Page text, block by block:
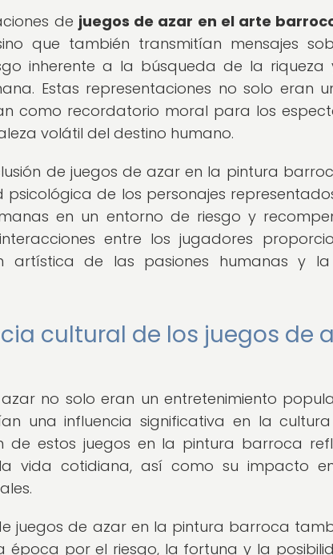
de juegos de azar en el arte
que también transmitían mensajes
inherente a la búsqueda de la
Estas representaciones no solo eran
como recordatorio moral para los
volátil del destino humano.
de juegos de azar en la pintura
psicológica de los personajes
en un entorno de riesgo y
entre los jugadores
artística de las pasiones humanas y
cultural de los juegos de
azar no solo eran un entretenimiento
una influencia significativa en la
de estos juegos en la pintura barroca
vida cotidiana, así como su impacto
juegos de azar en la pintura barroca
época por el riesgo, la fortuna y la